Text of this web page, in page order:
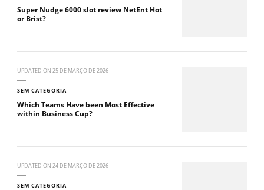
Super Nudge 6000 slot review NetEnt Hot
or Brist?
UPDATED ON 25 DE MARÇO DE 2026
SEM CATEGORIA
Which Teams Have been Most Effective
within Business Cup?
UPDATED ON 24 DE MARÇO DE 2026
SEM CATEGORIA